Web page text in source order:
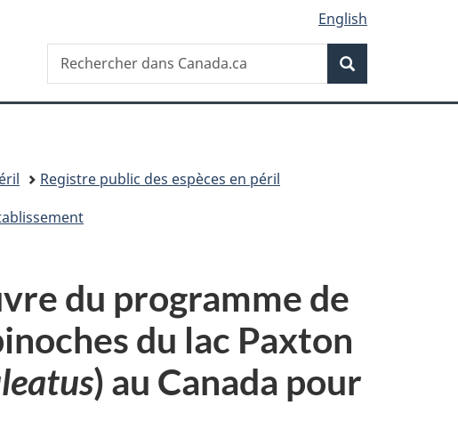
English
Recherche
Rechercher
dans
Registre public des espèces en péril
du programme de
du lac Paxton
) au Canada pour